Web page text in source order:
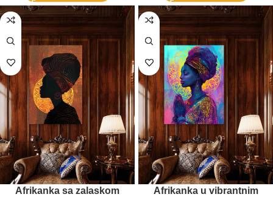
Afrikanka sa zalaskom
Afrikanka u vibrantnim